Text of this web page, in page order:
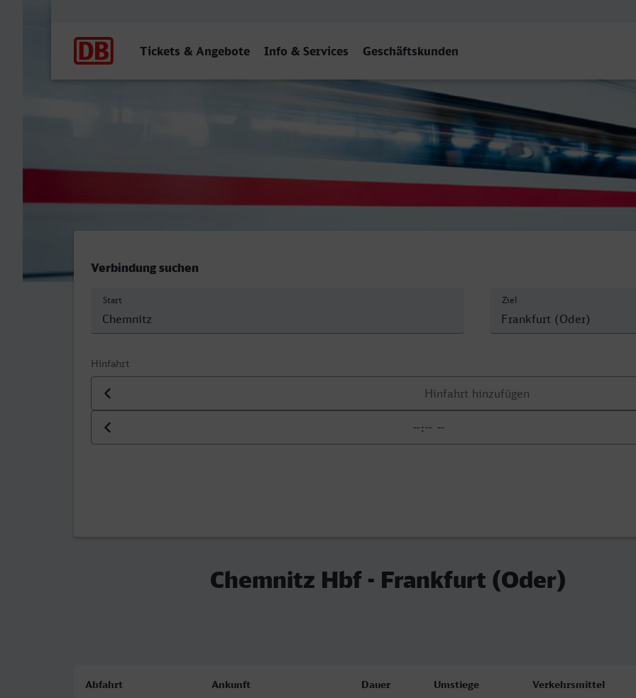
Tickets & Angebote Info & Services Geschäftskunden
Chemnitz Hbf - Frankfurt (Oder)
Verbindung suchen
Start Ziel
Hinfahrt
Datum der Hinfahrt
Uhrzeit der Hinfahrt
Chemnitz Hbf - Frankfurt (Oder)
Abfahrt Ankunft Dauer Umstiege Verkehrsmittel